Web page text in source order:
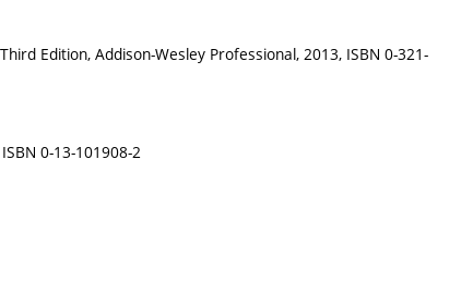
Edition, Addison-Wesley Professional, 2013, ISBN 0-321-
0-13-101908-2